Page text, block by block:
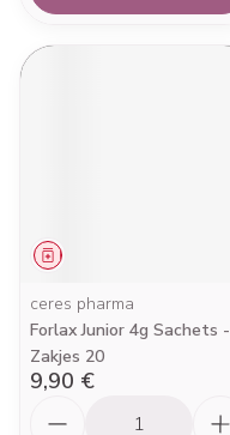
Médicament
ceres pharma
Forlax Junior 4g Sachets -
Zakjes 20
9,90 €